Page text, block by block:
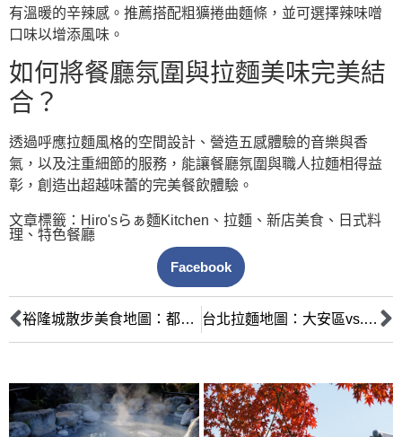
有溫暖的辛辣感。推薦搭配粗獷捲曲麵條，並可選擇辣味噌
口味以增添風味。
如何將餐廳氛圍與拉麵美味完美結
合？
透過呼應拉麵風格的空間設計、營造五感體驗的音樂與香
氣，以及注重細節的服務，能讓餐廳氛圍與職人拉麵相得益
彰，創造出超越味蕾的完美餐飲體驗。
文章標籤： Hiro'sらぁ麵Kitchen 、 拉麵 、 新店美食 、 日式料
理 、 特色餐廳
Facebook
裕隆城散步美食地圖：都市冒險家必訪的正餐與甜點全攻略 台北拉麵地圖：大安區vs.新店區風味大對決，Hiro’sらぁ麵Kitchen領銜